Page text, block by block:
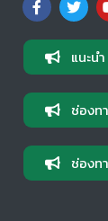
แนะน
ช่องท
ช่องท